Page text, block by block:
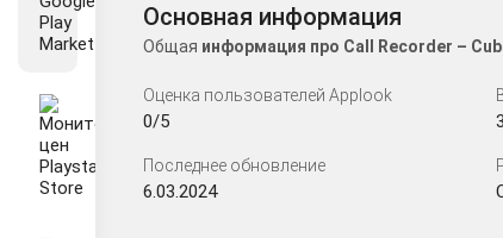
Основная информация
Общая информация про Call Recorder –
Оценка пользователей Applook
0/5
Последнее обновление
6.03.2024